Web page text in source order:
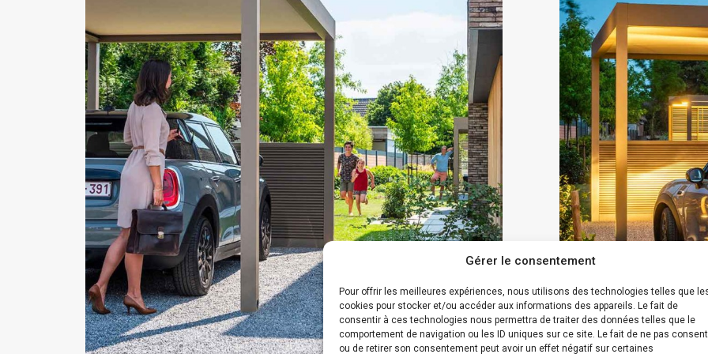
Gérer le consentement
Pour offrir les meilleures expériences, nous utilisons des technologies telles que
cookies pour stocker et/ou accéder aux informations des appareils. Le fait de
consentir à ces technologies nous permettra de traiter des données telles que le
comportement de navigation ou les ID uniques sur ce site. Le fait de ne pas
ou de retirer son consentement peut avoir un effet négatif sur certaines